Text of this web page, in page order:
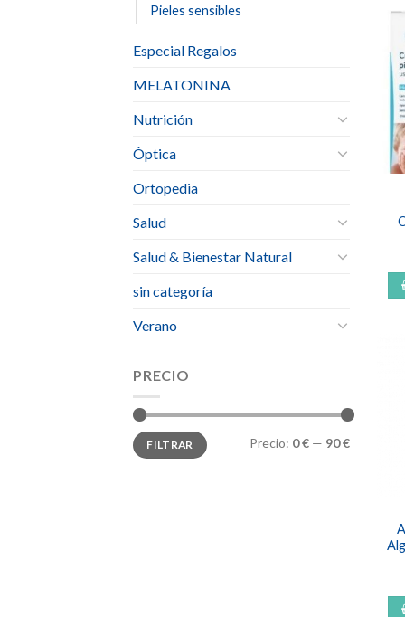
Pieles sensibles
Especial Regalos
MELATONINA
Nutrición
Óptica
Ortopedia
Salud
Salud & Bienestar Natural
sin categoría
Verano
PRECIO
Precio
mínimo
Precio
máximo
FILTRAR Precio: 0 € — 90 €